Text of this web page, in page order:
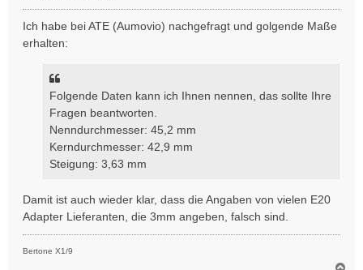
e
i
r
Ich habe bei ATE (Aumovio) nachgefragt und golgende Maße
erhalten:
Folgende Daten kann ich Ihnen nennen, das sollte Ihre
Fragen beantworten.
Nenndurchmesser: 45,2 mm
Kerndurchmesser: 42,9 mm
Steigung: 3,63 mm
Damit ist auch wieder klar, dass die Angaben von vielen E20
Adapter Lieferanten, die 3mm angeben, falsch sind.
Bertone X1/9